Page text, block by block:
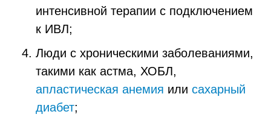
интенсивной терапии с подключением
к ИВЛ;
Люди с хроническими заболеваниями,
такими как астма, ХОБЛ,
апластическая анемия или сахарный
диабет;